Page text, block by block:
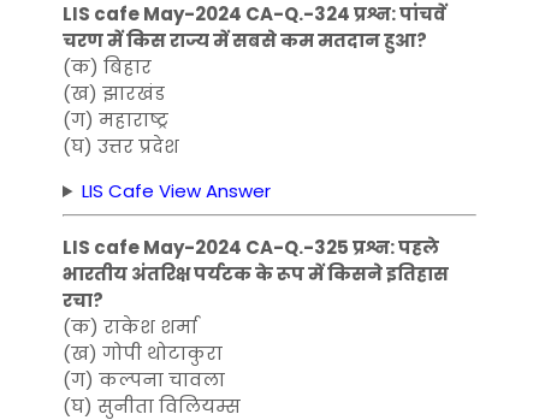
LIS cafe May-2024 CA-Q.-324 प्रश्न: पांचवें
चरण में किस राज्य में सबसे कम मतदान हुआ?
(क) बिहार
(ख) झारखंड
(ग) महाराष्ट्र
(घ) उत्तर प्रदेश
LIS Cafe View Answer
LIS cafe May-2024 CA-Q.-325 प्रश्न: पहले
भारतीय अंतरिक्ष पर्यटक के रूप में किसने इतिहास
रचा?
(क) राकेश शर्मा
(ख) गोपी थोटाकुरा
(ग) कल्पना चावला
(घ) सुनीता विलियम्स